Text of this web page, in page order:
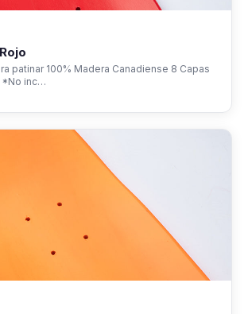
patinar 100% Madera Canadiense 8 Capas
*No inc…